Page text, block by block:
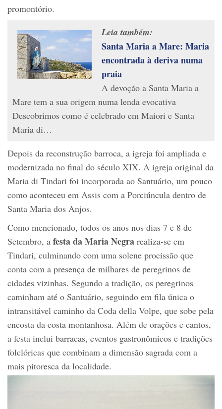
promontório.
Leia também:
Santa Maria a Mare: Maria
encontrada à deriva numa
praia
A devoção a Santa Maria a
Mare tem a sua origem numa lenda evocativa
Descobrimos como é celebrado em Maiori e Santa
Maria di…
Depois da reconstrução barroca, a igreja foi ampliada e
modernizada no final do século XIX. A igreja original da
Maria di Tindari foi incorporada ao Santuário, um pouco
como aconteceu em Assis com a Porciúncula dentro de
Santa Maria dos Anjos.
Como mencionado, todos os anos nos dias 7 e 8 de
Setembro, a festa da Maria Negra realiza-se em
Tindari, culminando com uma solene procissão que
conta com a presença de milhares de peregrinos de
cidades vizinhas. Segundo a tradição, os peregrinos
caminham até o Santuário, seguindo em fila única o
intransitável caminho da Coda della Volpe, que sobe pela
encosta da costa montanhosa. Além de orações e cantos,
a festa inclui barracas, eventos gastronômicos e tradições
folclóricas que combinam a dimensão sagrada com a
mais pitoresca da localidade.